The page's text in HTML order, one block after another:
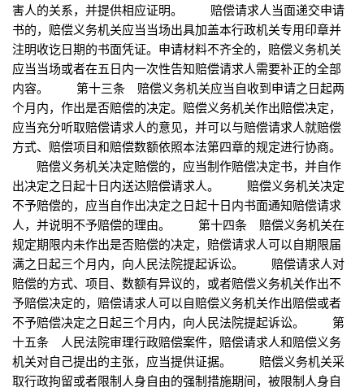
害人的关系，并提供相应证明。 赔偿请求人当面递交申请
书的，赔偿义务机关应当当场出具加盖本行政机关专用印章并
注明收讫日期的书面凭证。申请材料不齐全的，赔偿义务机关
应当当场或者在五日内一次性告知赔偿请求人需要补正的全部
内容。 第十三条 赔偿义务机关应当自收到申请之日起两
个月内，作出是否赔偿的决定。赔偿义务机关作出赔偿决定，
应当充分听取赔偿请求人的意见，并可以与赔偿请求人就赔偿
方式、赔偿项目和赔偿数额依照本法第四章的规定进行协商。
赔偿义务机关决定赔偿的，应当制作赔偿决定书，并自作
出决定之日起十日内送达赔偿请求人。 赔偿义务机关决定
不予赔偿的，应当自作出决定之日起十日内书面通知赔偿请求
人，并说明不予赔偿的理由。 第十四条 赔偿义务机关在
规定期限内未作出是否赔偿的决定，赔偿请求人可以自期限届
满之日起三个月内，向人民法院提起诉讼。 赔偿请求人对
赔偿的方式、项目、数额有异议的，或者赔偿义务机关作出不
予赔偿决定的，赔偿请求人可以自赔偿义务机关作出赔偿或者
不予赔偿决定之日起三个月内，向人民法院提起诉讼。 第
十五条 人民法院审理行政赔偿案件，赔偿请求人和赔偿义务
机关对自己提出的主张，应当提供证据。 赔偿义务机关采
取行政拘留或者限制人身自由的强制措施期间，被限制人身自